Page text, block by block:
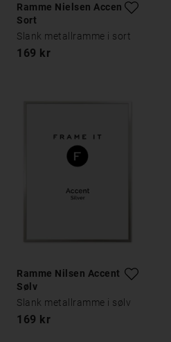
Ramme Nielsen Accent
Sort
Slank metallramme i sort
169 kr
Ramme Nilsen Accent
Sølv
Slank metallramme i sølv
169 kr